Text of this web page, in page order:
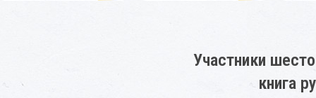
Участники
книга